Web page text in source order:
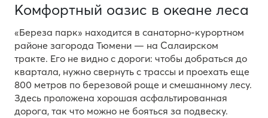
Комфортный оазис в океане леса
«Береза парк» находится в санаторно-курортном
районе загорода Тюмени — на Салаирском
тракте. Его не видно с дороги: чтобы добраться до
квартала, нужно свернуть с трассы и проехать еще
800 метров по березовой роще и смешанному лесу.
Здесь проложена хорошая асфальтированная
дорога, так что можно не бояться за подвеску.